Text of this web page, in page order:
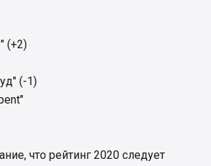
(+2)
(-1)
что рейтинг 2020 следует